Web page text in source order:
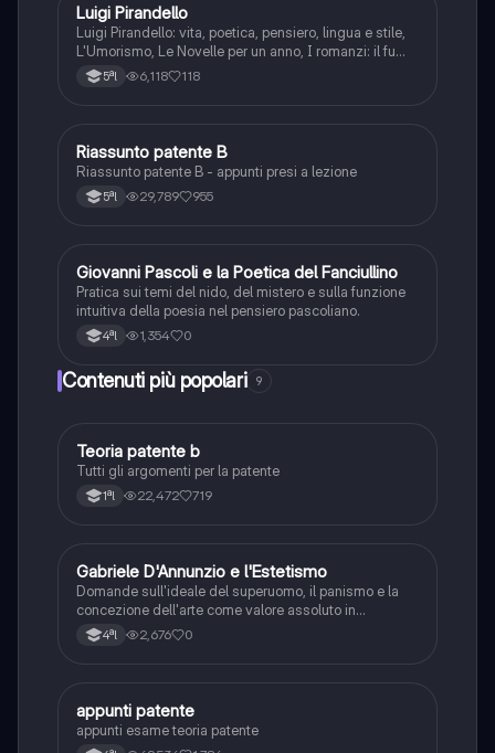
Italiano
Luigi Pirandello
Luigi Pirandello: vita, poetica, pensiero, lingua e stile,
L'Umorismo, Le Novelle per un anno, I romanzi: il fu
Mattia Pascal, Quaderni di Serafino Gubbio operatore;
Uno, nessuno e centomila; il teatro: Sei personaggi in
5ªl 6,118 118
Italiano
Riassunto patente B
Riassunto patente B - appunti presi a lezione
5ªl 29,789 955
GItaliano
Giovanni Pascoli e la Poetica del Fanciullino
Pratica sui temi del nido, del mistero e sulla funzione
intuitiva della poesia nel pensiero pascoliano.
4ªl 1,354 0
Contenuti più popolari 9
Altro
Teoria patente b
Tutti gli argomenti per la patente
1ªl 22,472 719
GItaliano
Gabriele D'Annunzio e l'Estetismo
Domande sull'ideale del superuomo, il panismo e la
concezione dell'arte come valore assoluto in
D'Annunzio.
4ªl 2,676 0
Altro
appunti patente
appunti esame teoria patente